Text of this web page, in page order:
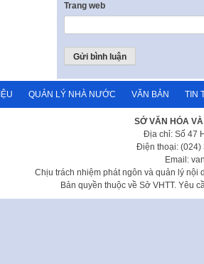
Trang web
QUẢN LÝ NHÀ NƯỚC VĂN BẢN TIN
SỞ VĂN HÓA
Địa chỉ: Số 47
Điện thoại: (024)
Email:
Chịu trách nhiệm phát ngôn và quản lý nội
Bản quyền thuộc về Sở VHTT. Yêu